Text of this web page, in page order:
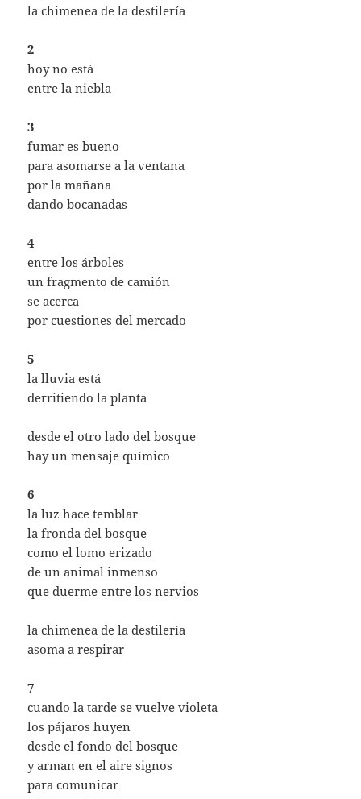
la chimenea de la destilería
2
hoy no está
entre la niebla
3
fumar es bueno
para asomarse a la ventana
por la mañana
dando bocanadas
4
entre los árboles
un fragmento de camión
se acerca
por cuestiones del mercado
5
la lluvia está
derritiendo la planta
desde el otro lado del bosque
hay un mensaje químico
6
la luz hace temblar
la fronda del bosque
como el lomo erizado
de un animal inmenso
que duerme entre los nervios
la chimenea de la destilería
asoma a respirar
7
cuando la tarde se vuelve violeta
los pájaros huyen
desde el fondo del bosque
y arman en el aire signos
para comunicar